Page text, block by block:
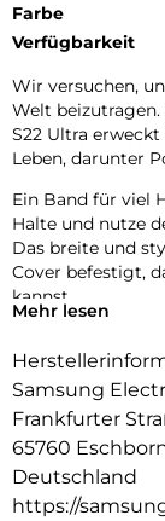
Farbe
Verfügbarkeit
Wir versuchen,
Welt beizutragen.
S22 Ultra
Leben, darunter
Ein Band für viel
Halte und nutze
Das breite und
Cover befestigt,
kannst.
Das Cover passt
und liegt dabei
stilvollen matten
Mehr lesen
Samsung
Frankfurter
65760
Deutschland
https://